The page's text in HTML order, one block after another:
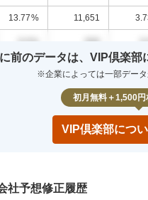
13.77% 11,651
0.0% 000
000
前のデータは、VIP倶楽部
※企業によっては一部データ
初月無料＋1,500円
VIP倶楽部につ
社予想修正履歴